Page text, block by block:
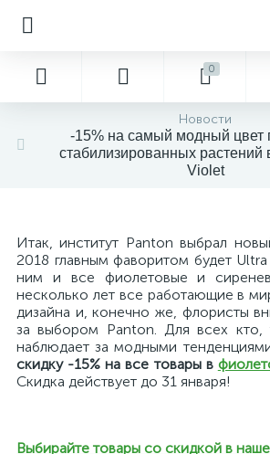
0
Новости
-15% на самый модный цвет
стабилизированных растений
Violet
Итак, институт Panton выбрал
2018 главным фаворитом будет
ним и все фиолетовые и
несколько лет все работающие в
дизайна и, конечно же, флористы
за выбором Panton. Для всех
наблюдает за модными
скидку -15% на все товары в
Скидка действует до 31 января!
Выбирайте товары со скидкой в